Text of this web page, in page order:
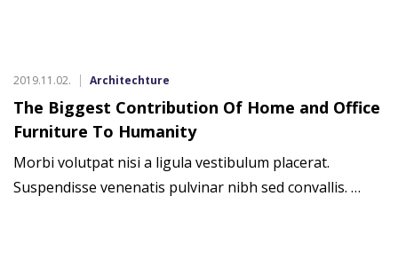
2019.11.02. Architechture
The Biggest Contribution Of Home and Office
Furniture To Humanity
Morbi volutpat nisi a ligula vestibulum placerat.
Suspendisse venenatis pulvinar nibh sed convallis. …